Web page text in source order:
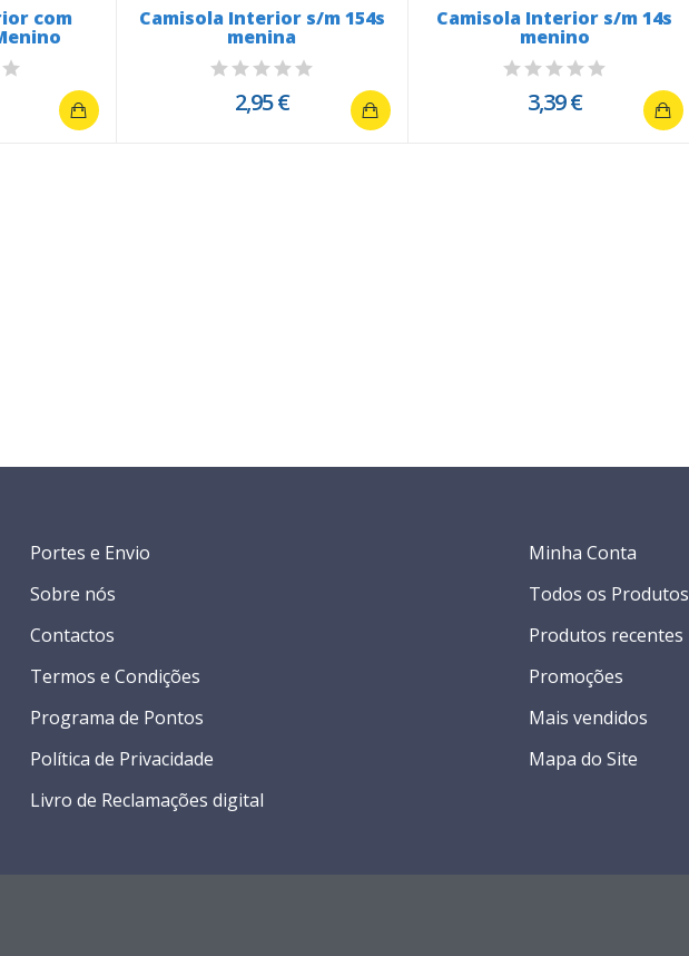
com Camisola Interior s/m 154s
menina
2,95 €
Camisola Interior s/m 14s
menino
3,39 €
Portes e Envio
Sobre nós
Contactos
Termos e Condições
Programa de Pontos
Política de Privacidade
Livro de Reclamações digital
Minha Conta
Todos os Produtos
Produtos recentes
Promoções
Mais vendidos
Mapa do Site